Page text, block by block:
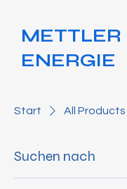
METTLER
ENERGIE
Start All Products
Suchen nach